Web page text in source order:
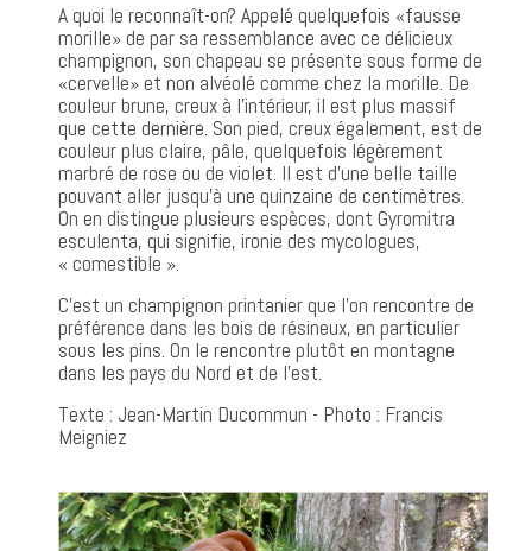
A quoi le reconnaît-on? Appelé quelquefois «fausse
morille» de par sa ressemblance avec ce délicieux
champignon, son chapeau se présente sous forme de
«cervelle» et non alvéolé comme chez la morille. De
couleur brune, creux à l’intérieur, il est plus massif
que cette dernière. Son pied, creux également, est de
couleur plus claire, pâle, quelquefois légèrement
marbré de rose ou de violet. Il est d’une belle taille
pouvant aller jusqu’à une quinzaine de centimètres.
On en distingue plusieurs espèces, dont Gyromitra
esculenta, qui signifie, ironie des mycologues,
« comestible ».
C’est un champignon printanier que l’on rencontre de
préférence dans les bois de résineux, en particulier
sous les pins. On le rencontre plutôt en montagne
dans les pays du Nord et de l’est.
Texte : Jean-Martin Ducommun - Photo : Francis
Meigniez